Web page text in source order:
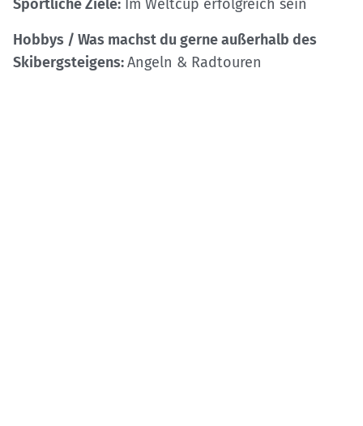
Sportliche Ziele: Im Weltcup erfolgreich sein
Hobbys / Was machst du gerne außerhalb des
Skibergsteigens:Angeln & Radtouren